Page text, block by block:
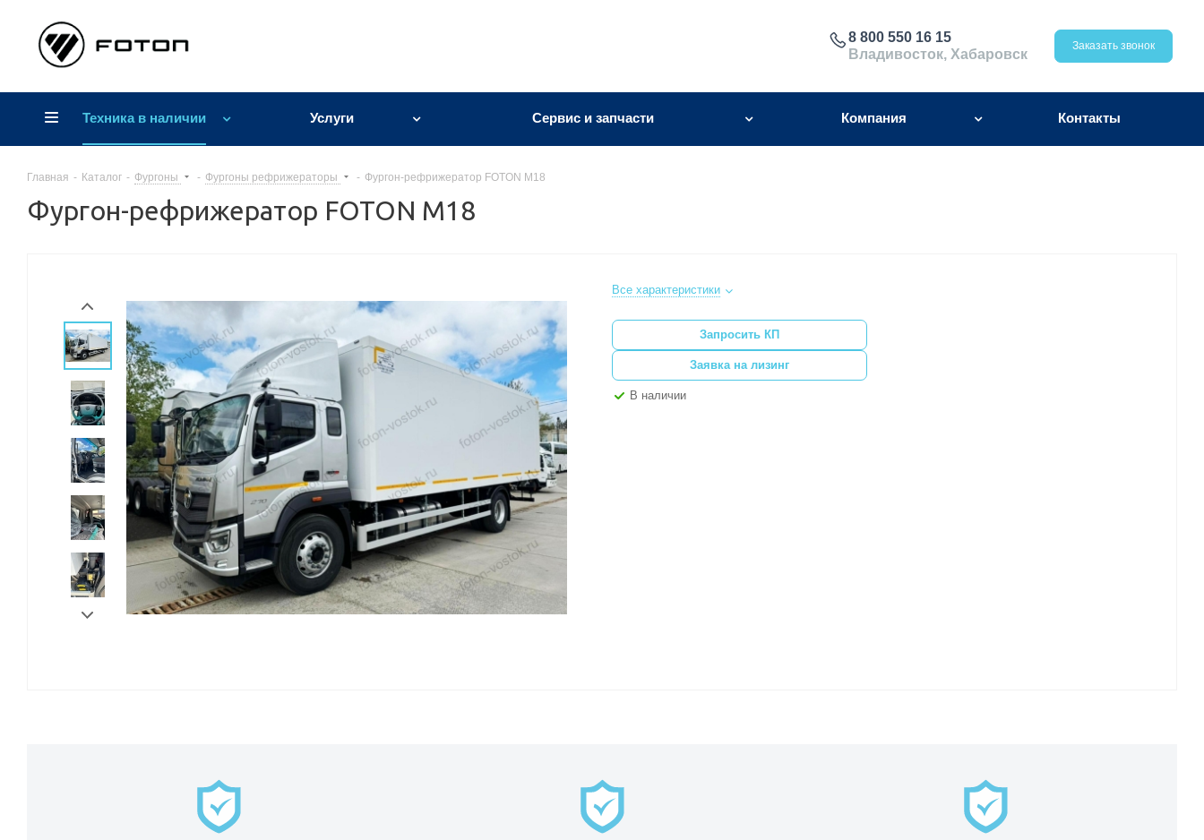
8 800 550 16 15
Владивосток, Хабаровск
Заказать звонок
Техника в наличии Услуги Сервис и запчасти Компания Контакты
Главная - Каталог - Фургоны - Фургоны рефрижераторы - Фургон-рефрижератор FOTON M18
Фургон-рефрижератор FOTON M18
Запросить КП
Заявка на лизинг
Все характеристики
В наличии